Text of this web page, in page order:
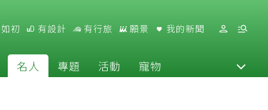
初 有設計 有行旅 願景 我的新聞
名人 專題 活動 寵物